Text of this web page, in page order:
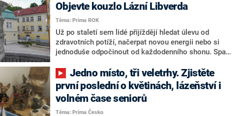
Objevte kouzlo Lázní Libverda
Téma: Prima ROK
Už po staletí sem lidé přijíždějí hledat úlevu od
zdravotních potíží, načerpat novou energii nebo si
jednoduše odpočinout od každodenního shonu. Spa
sílu léčivých pramenů, špičkovou rehabilitační péči i
moderní wellness služby. Místo s bohatou historií tak
dokazuje, že tradice a inovace mohou jít ruku v ruce.
první poslední o květinách, lázeňství i
volném čase seniorů
Téma: Prima Česko